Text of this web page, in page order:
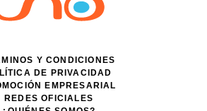
Y CONDICIONES
DE PRIVACIDAD
EMPRESARIAL
REDES OFICIALES